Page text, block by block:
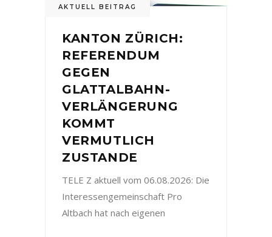
AKTUELL BEITRAG
KANTON ZÜRICH:
REFERENDUM
GEGEN
GLATTALBAHN-
VERLÄNGERUNG
KOMMT
VERMUTLICH
ZUSTANDE
TELE Z aktuell vom 06.08.2026: Die
Interessengemeinschaft Pro
Altbach hat nach eigenen